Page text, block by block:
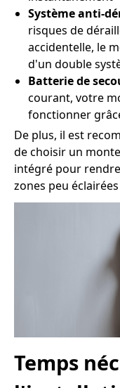
Système anti-
risques de
accidentelle, le
d'un double
Batterie de
courant, votre
fonctionner
De plus, il est
de choisir un
intégré pour
zones peu
Temps